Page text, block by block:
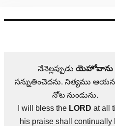
నేనెల్లప్పుడు యెహోవాను
సన్నుతించెదను. నిత్యము ఆయన
నోట నుండును.
I will bless the LORD at all
his praise shall continually